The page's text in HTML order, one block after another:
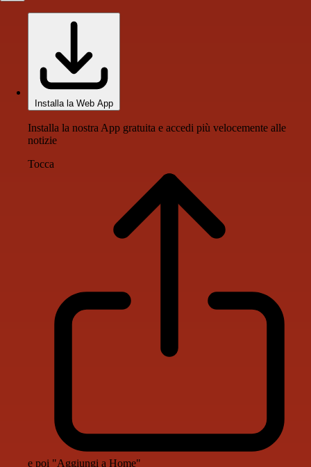
Installa la Web App
Installa la nostra App gratuita e accedi più velocemente alle
notizie
Tocca
e poi "Aggiungi a Home"